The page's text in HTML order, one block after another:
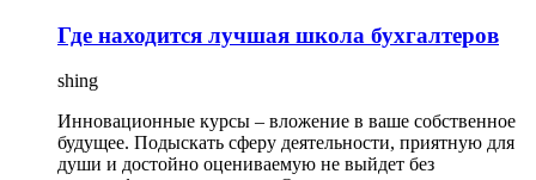
Где находится лучшая школа бухгалтеров
shing
Инновационные курсы – вложение в ваше собственное
будущее. Подыскать сферу деятельности, приятную для
души и достойно оцениваемую не выйдет без